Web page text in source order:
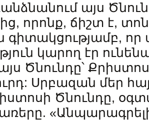
այս
որոնք, ճիշտ է,
գիտակցությամբ,
կարող էր
Ծնունդը՝
Սրբազան մեր
Ծնունդը,